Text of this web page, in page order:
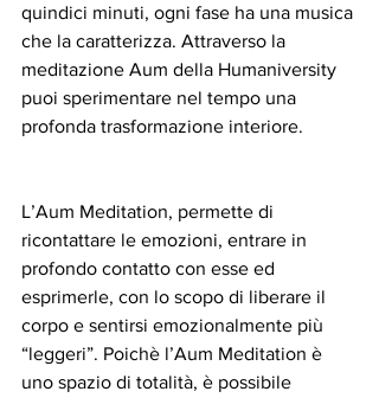
quindici minuti, ogni fase ha una musica
che la caratterizza. Attraverso la
meditazione Aum della Humaniversity
puoi sperimentare nel tempo una
profonda trasformazione interiore.
L’Aum Meditation, permette di
ricontattare le emozioni, entrare in
profondo contatto con esse ed
esprimerle, con lo scopo di liberare il
corpo e sentirsi emozionalmente più
“leggeri”. Poichè l’Aum Meditation è
uno spazio di totalità, è possibile